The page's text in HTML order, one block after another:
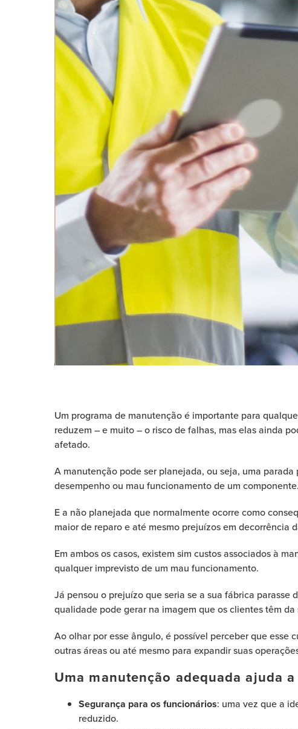
Um programa de manutenção é importante para
reduzem – e muito – o risco de falhas, mas elas ainda
afetado.
A manutenção pode ser planejada, ou seja, uma
desempenho ou mau funcionamento de um componente.
E a não planejada que normalmente ocorre como
maior de reparo e até mesmo prejuízos em decorrência
Em ambos os casos, existem sim custos associados à
qualquer imprevisto de um mau funcionamento.
Já pensou o prejuízo que seria se a sua fábrica
qualidade pode gerar na imagem que os clientes têm da
Ao olhar por esse ângulo, é possível perceber que
outras áreas ou até mesmo para expandir suas
Uma manutenção adequada ajuda
Segurança para os funcionários: uma vez que a
reduzido.